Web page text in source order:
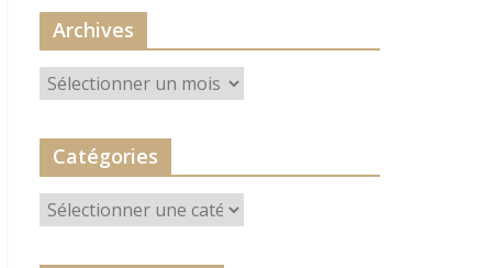
Archives
Archives
Catégories
Catégories